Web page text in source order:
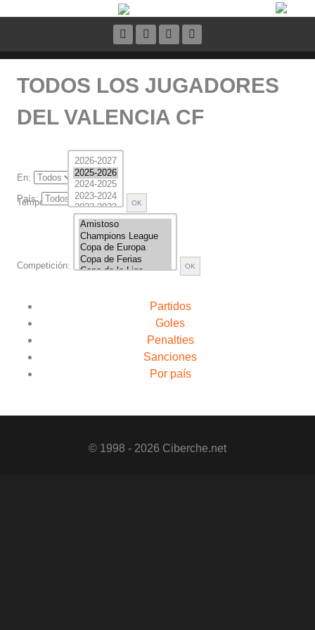
TODOS LOS JUGADORES
DEL VALENCIA CF
Temporada:
En:
País:
Competición:
Partidos
Goles
Penalties
Sanciones
Por país
© 1998 - 2026 Ciberche.net